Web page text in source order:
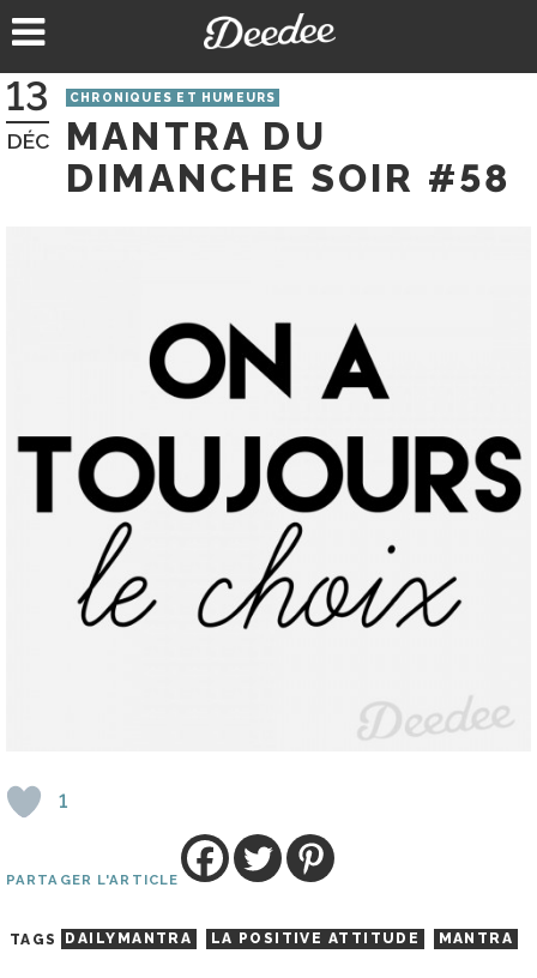
au
13
DÉC
CHRONIQUES ET HUMEURS
MANTRA DU
DIMANCHE SOIR #58
1
PARTAGER L'ARTICLE
TAGS DAILYMANTRA LA POSITIVE ATTITUDE MANTRA